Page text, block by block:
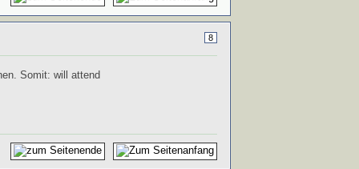
8
Somit: will attend